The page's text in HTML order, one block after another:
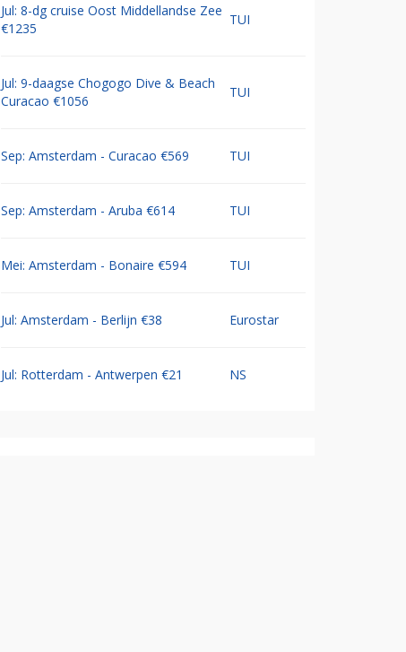
Jul: 8-dg cruise Oost Middellandse Zee
€1235
TUI
Jul: 9-daagse Chogogo Dive & Beach
Curacao €1056
TUI
Sep: Amsterdam - Curacao €569 TUI
Sep: Amsterdam - Aruba €614 TUI
Mei: Amsterdam - Bonaire €594 TUI
Jul: Amsterdam - Berlijn €38 Eurostar
Jul: Rotterdam - Antwerpen €21 NS